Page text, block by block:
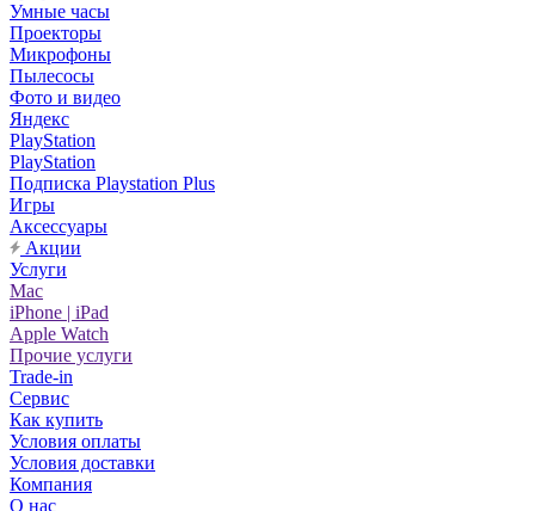
Умные часы
Проекторы
Микрофоны
Пылесосы
Фото и видео
Яндекс
PlayStation
PlayStation
Подписка Playstation Plus
Игры
Аксессуары
Акции
Услуги
Mac
iPhone | iPad
Apple Watch
Прочие услуги
Trade-in
Сервис
Как купить
Условия оплаты
Условия доставки
Компания
О нас